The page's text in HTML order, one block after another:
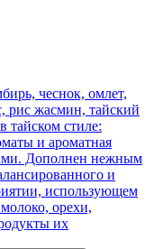
чеснок, омлет,
рис жасмин, тайский
тайском стиле:
и ароматная
Дополнен нежным
и
использующем
орехи,
их